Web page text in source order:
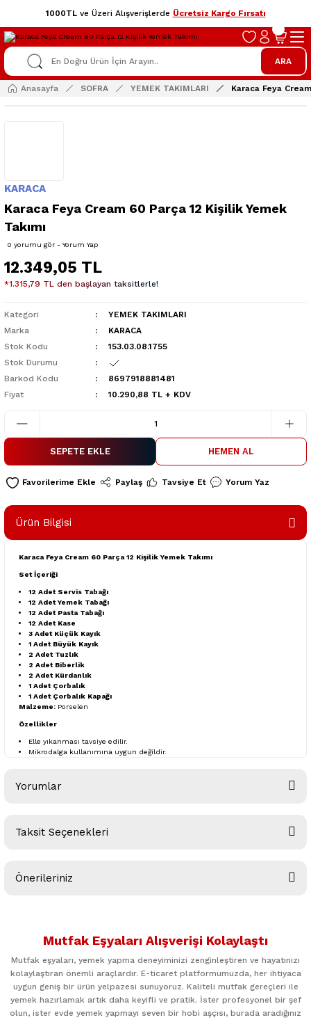
1000TLve Üzeri Alışverişlerde Ücretsiz Kargo Fırsatı
ARA
Anasayfa SOFRA YEMEK TAKIMLARI Karaca Feya
KARACA
Karaca Feya Cream 60 Parça 12 Kişilik Yemek
Takımı
0 yorumu gör - Yorum Yap
12.349,05 TL
*1.315,79 TL den başlayan taksitlerle!
Kategori
YEMEK TAKIMLARI
Marka
KARACA
Stok Kodu
153.03.08.1755
Stok Durumu
Barkod Kodu
8697918881481
Fiyat
10.290,88 TL + KDV
SEPETE EKLE HEMEN AL
Paylaş Tavsiye Et Yorum Yaz
Ürün Bilgisi
Karaca Feya Cream 60 Parça 12 Kişilik Yemek Takımı
Set İçeriği
12 Adet Servis Tabağı
12 Adet Yemek Tabağı
12 Adet Pasta Tabağı
12 Adet Kase
3 Adet Küçük Kayık
1 Adet Büyük Kayık
2 Adet Tuzlık
2 Adet Biberlik
2 Adet Kürdanlık
1 Adet Çorbalık
1 Adet Çorbalık Kapağı
Malzeme: Porselen
Özellikler
Elle yıkanması tavsiye edilir.
Mikrodalga kullanımına uygun değildir.
Yorumlar
Taksit Seçenekleri
Önerileriniz
kullanarak tarafımıza iletebilirsiniz.
Ürün resmi kalitesiz, bozuk veya görüntülenemiyor.
Mutfak Eşyaları Alışverişi Kolaylaştı
Mutfak eşyaları, yemek yapma deneyiminizi zenginleştiren ve hayatınızı
kolaylaştıran önemli araçlardır. E-ticaret platformumuzda, her ihtiyaca
uygun geniş bir ürün yelpazesi sunuyoruz. Kaliteli mutfak gereçleri ile
yemek hazırlamak artık daha keyifli ve pratik. İster profesyonel bir şef
olun, ister evde yemek yapmayı seven bir hobi aşçısı, burada aradığınız